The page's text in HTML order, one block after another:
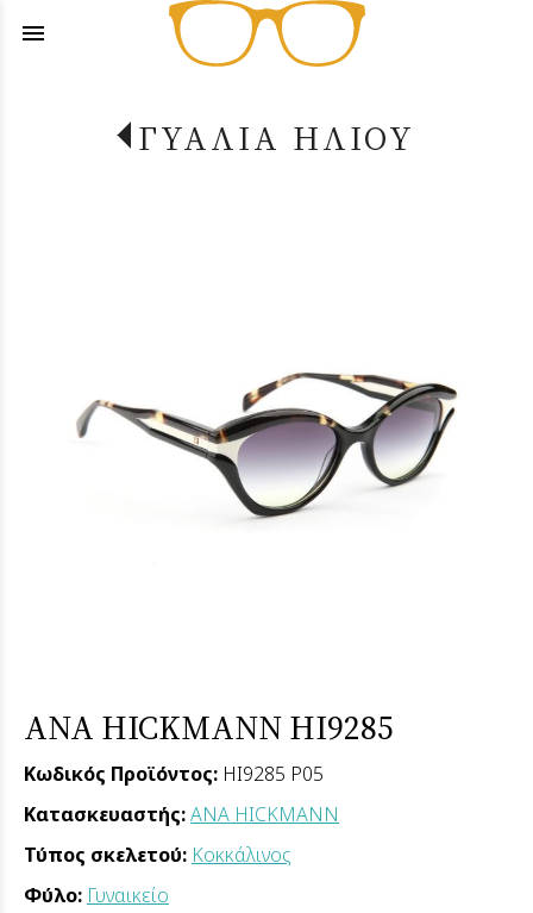
menu
ΓΥΑΛΙΑ ΗΛΙΟΥ
ANA HICKMANN HI9285
Κωδικός Προϊόντος: HI9285 P05
Κατασκευαστής:ANA HICKMANN
Τύπος σκελετού: Κοκκάλινος
Φύλο: Γυναικείο